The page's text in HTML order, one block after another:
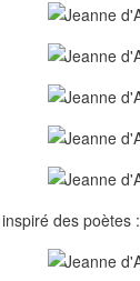
des poètes :